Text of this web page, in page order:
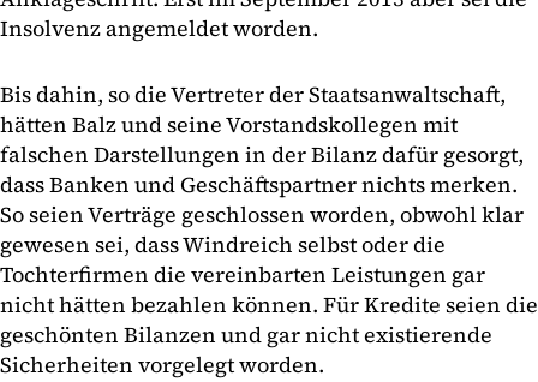
Insolvenz angemeldet worden.
Bis dahin, so die Vertreter der Staatsanwaltschaft,
hätten Balz und seine Vorstandskollegen mit
falschen Darstellungen in der Bilanz dafür gesorgt,
dass Banken und Geschäftspartner nichts merken.
So seien Verträge geschlossen worden, obwohl klar
gewesen sei, dass Windreich selbst oder die
Tochterfirmen die vereinbarten Leistungen gar
nicht hätten bezahlen können. Für Kredite seien die
geschönten Bilanzen und gar nicht existierende
Sicherheiten vorgelegt worden.